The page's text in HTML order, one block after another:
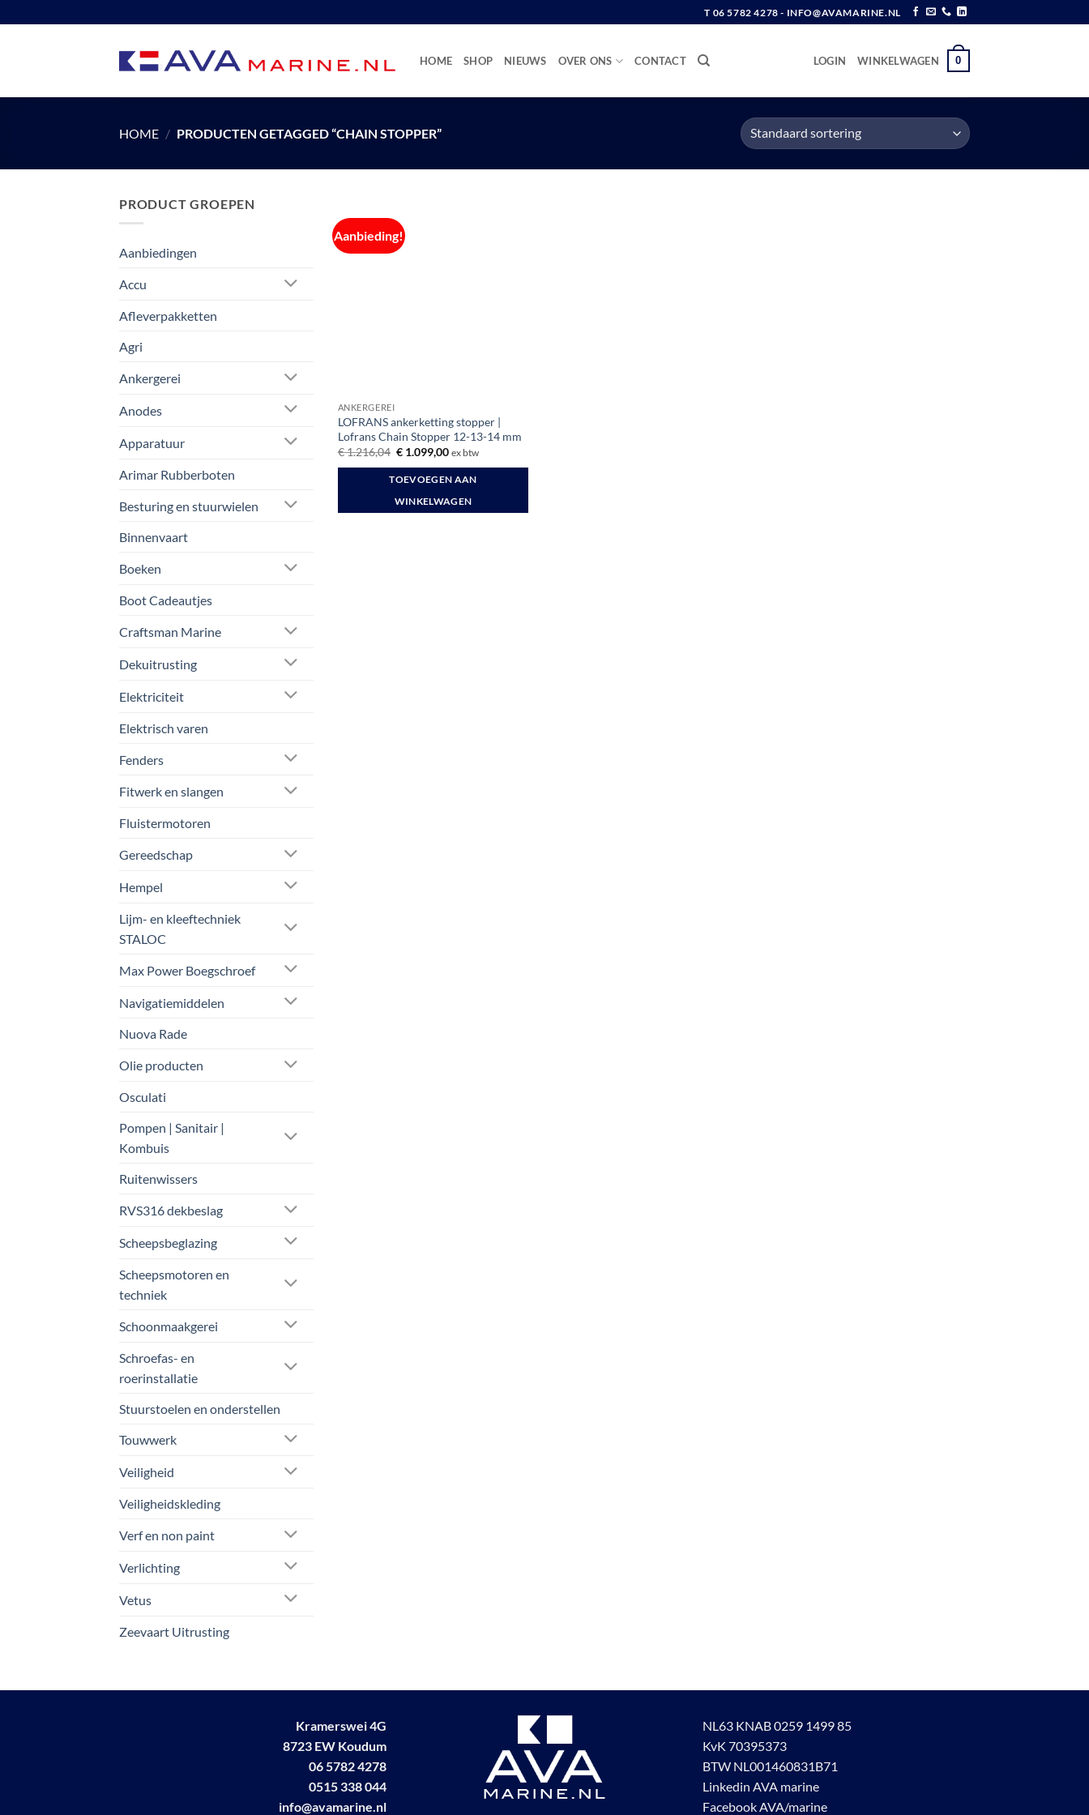
naar
T 06 5782 4278 - INFO@AVAMARINE.NL
HOME SHOP NIEUWS OVER ONS CONTACT LOGIN WINKELWAGEN 0
HOME / PRODUCTEN GETAGGED “CHAIN STOPPER”
PRODUCT GROEPEN
Aanbiedingen
Accu
Afleverpakketten
Agri
Ankergerei
Anodes
Apparatuur
Arimar Rubberboten
Besturing en stuurwielen
Binnenvaart
Boeken
Boot Cadeautjes
Craftsman Marine
Dekuitrusting
Elektriciteit
Elektrisch varen
Fenders
Fitwerk en slangen
Fluistermotoren
Gereedschap
Hempel
Lijm- en kleeftechniek
STALOC
Max Power Boegschroef
Navigatiemiddelen
Nuova Rade
Olie producten
Osculati
Pompen | Sanitair |
Kombuis
Ruitenwissers
RVS316 dekbeslag
Scheepsbeglazing
Scheepsmotoren en
techniek
Schoonmaakgerei
Schroefas- en
roerinstallatie
Stuurstoelen en onderstellen
Touwwerk
Veiligheid
Veiligheidskleding
Verf en non paint
Verlichting
Vetus
Zeevaart Uitrusting
Aanbieding!
ANKERGEREI
LOFRANS ankerketting stopper |
Lofrans Chain Stopper 12-13-14 mm
€1.216,04 Oorspronkelijke
was:
€ 1.216,04.
€ 1.099,00Huidige
is:
€ 1.099,00.
ex btw
TOEVOEGEN AAN
WINKELWAGEN
Kramerswei 4G
8723 EW Koudum
06 5782 4278
0515 338 044
info@avamarine.nl
NL63 KNAB 0259 1499 85
KvK 70395373
BTW NL001460831B71
Linkedin AVA marine
Facebook AVA/marine